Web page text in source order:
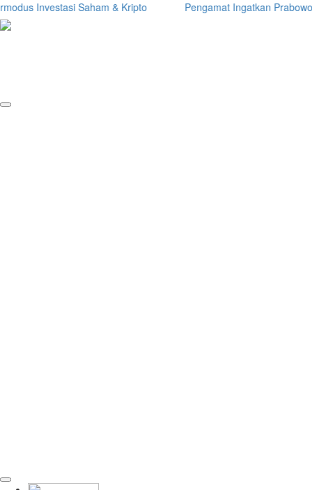
Saham & Kripto Pengamat Ingatkan Prabowo: